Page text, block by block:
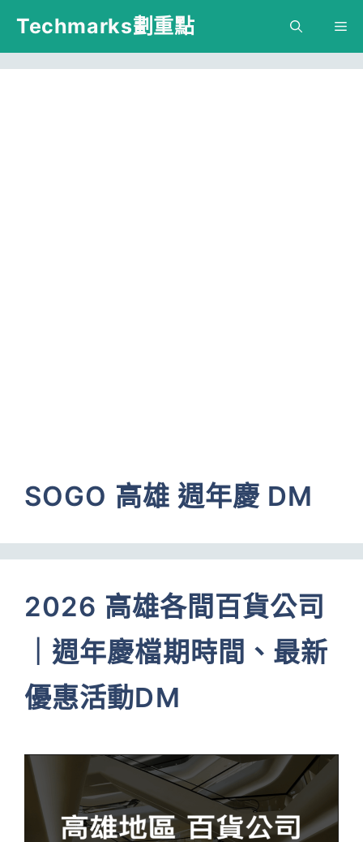
跳
主
Techmarks劃重點
SOGO 高雄 週年慶 DM
2026 高雄各間百貨公司
｜週年慶檔期時間、最新
優惠活動DM